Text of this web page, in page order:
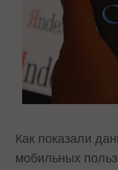
Как показали
мобильных